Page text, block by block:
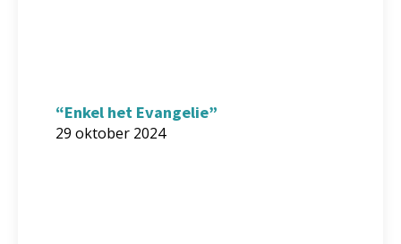
“Enkel het Evangelie”
29 oktober 2024